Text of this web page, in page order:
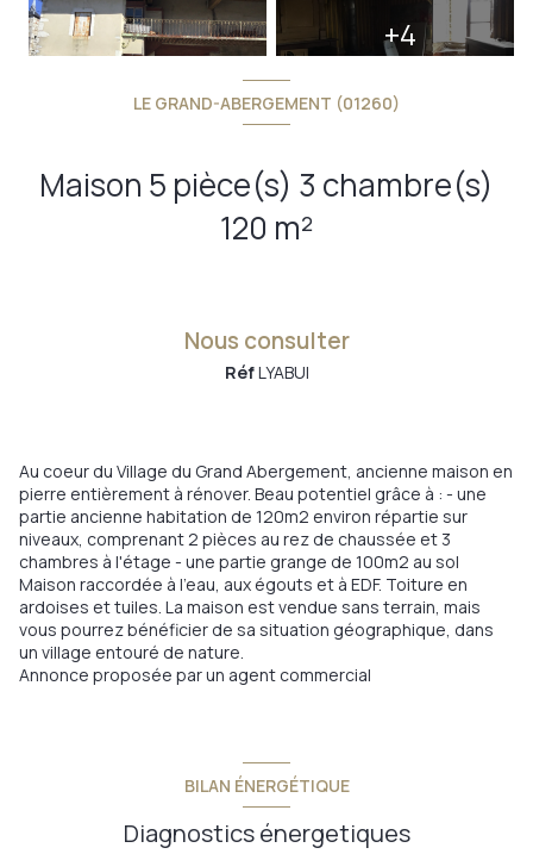
+4
LE GRAND-ABERGEMENT (01260)
Maison 5 pièce(s) 3 chambre(s)
120 m²
Nous consulter
RéfLYABUI
Au coeur du Village du Grand Abergement, ancienne maison en
pierre entièrement à rénover. Beau potentiel grâce à : - une
partie ancienne habitation de 120m2 environ répartie sur
niveaux, comprenant 2 pièces au rez de chaussée et 3
chambres à l'étage - une partie grange de 100m2 au sol
Maison raccordée à l'eau, aux égouts et à EDF. Toiture en
ardoises et tuiles. La maison est vendue sans terrain, mais
vous pourrez bénéficier de sa situation géographique, dans
un village entouré de nature.
Annonce proposée par un agent commercial
BILAN ÉNERGÉTIQUE
Diagnostics énergetiques